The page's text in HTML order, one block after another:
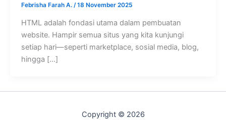
Febrisha Farah A. /18 November 2025
HTML adalah fondasi utama dalam pembuatan
website. Hampir semua situs yang kita kunjungi
setiap hari—seperti marketplace, sosial media, blog,
hingga […]
Copyright © 2026